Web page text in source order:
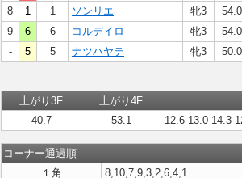
8
1 1 ソンリエ 牝3
54.0
9
6 6 コルデイロ 牝3
54.0
-
5 5 ナツハヤテ 牝3 50.0
上がり3F
上がり4F
40.7
53.1 12.6-13.0-14.3-
コーナー通過順
１角
8,10,7,9,3,2,6,4,1